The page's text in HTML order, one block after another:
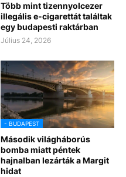
Több mint tizennyolcezer
illegális e-cigarettát találtak
egy budapesti raktárban
Július 24, 2026
- BUDAPEST
Második világháborús
bomba miatt péntek
hajnalban lezárták a Margit
hidat